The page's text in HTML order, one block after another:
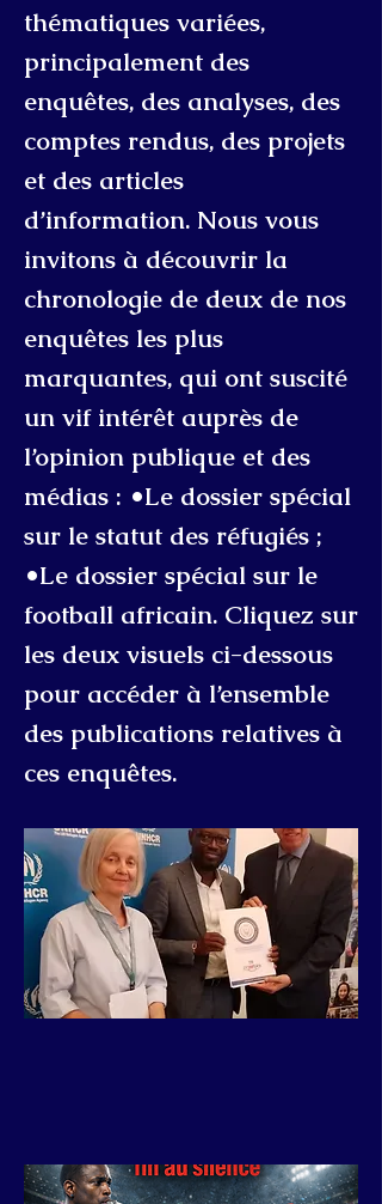
thématiques variées,
principalement des
enquêtes, des analyses, des
comptes rendus, des projets
et des articles
d’information. Nous vous
invitons à découvrir la
chronologie de deux de nos
enquêtes les plus
marquantes, qui ont suscité
un vif intérêt auprès de
l’opinion publique et des
médias : •Le dossier spécial
sur le statut des réfugiés ;
•Le dossier spécial sur le
football africain. Cliquez sur
les deux visuels ci-dessous
pour accéder à l’ensemble
des publications relatives à
ces enquêtes.